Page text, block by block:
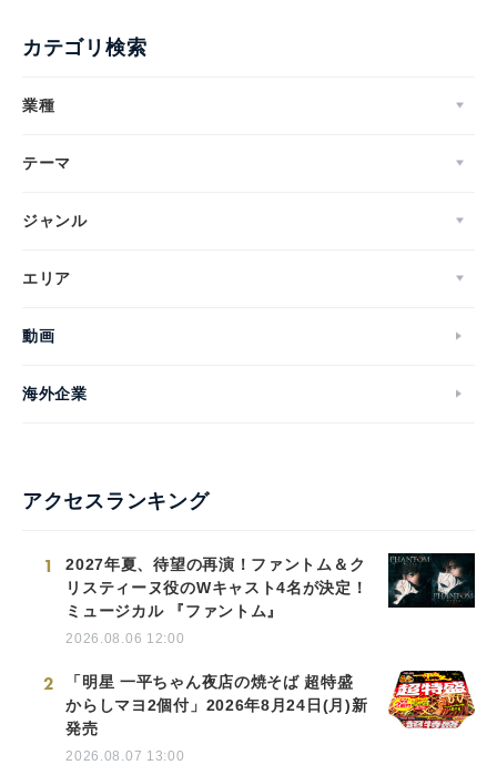
カテゴリ検索
業種
テーマ
ジャンル
エリア
動画
海外企業
アクセスランキング
1
2027年夏、待望の再演！ファントム＆ク
リスティーヌ役のWキャスト4名が決定！
ミュージカル 『ファントム』
2026.08.06 12:00
2
「明星 一平ちゃん夜店の焼そば 超特盛
からしマヨ2個付」2026年8月24日(月)新
発売
2026.08.07 13:00